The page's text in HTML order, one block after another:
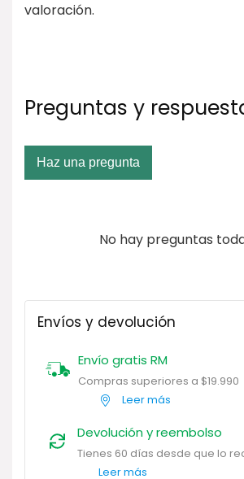
valoración.
Preguntas y
Haz una pregunta
No hay preguntas
Envíos y devolución
Envío gratis RM
Compras superiores a $19.990
Leer más
Devolución y reembolso
Tienes 60 días desde que lo
Leer más